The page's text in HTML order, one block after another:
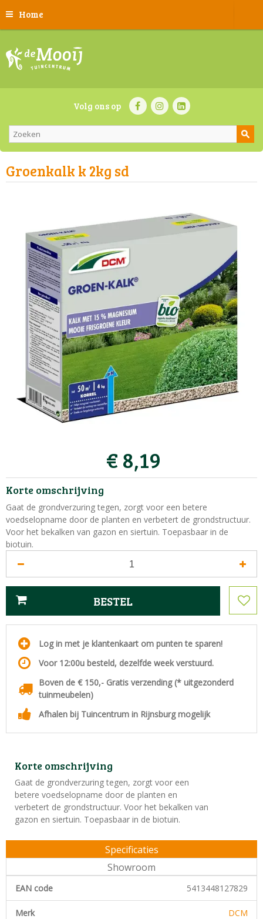
Home
Volg ons op
Groenkalk k 2kg sd
€ 8,19
Korte omschrijving
Gaat de grondverzuring tegen, zorgt voor een betere
voedselopname door de planten en verbetert de grondstructuur.
Voor het bekalken van gazon en siertuin. Toepasbaar in de
biotuin.
Log in met je klantenkaart om punten te sparen!
Voor 12:00u besteld, dezelfde week verstuurd.
Boven de € 150,- Gratis verzending (* uitgezonderd
tuinmeubelen)
Afhalen bij Tuincentrum in Rijnsburg mogelijk
Korte omschrijving
Gaat de grondverzuring tegen, zorgt voor een
betere voedselopname door de planten en
verbetert de grondstructuur. Voor het bekalken van
gazon en siertuin. Toepasbaar in de biotuin.
Specificaties
Showroom
EAN code 5413448127829
Merk DCM